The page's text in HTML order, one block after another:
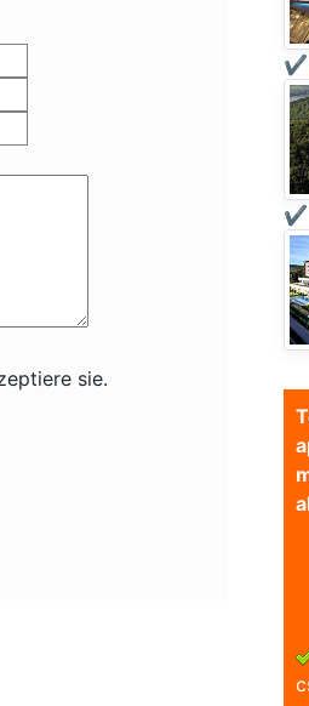
sie.
✔️
✔️